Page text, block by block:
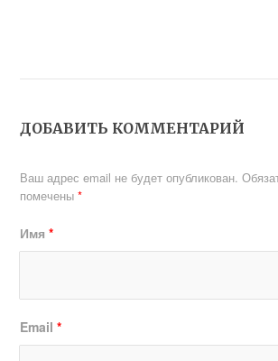
ДОБАВИТЬ КОММЕНТАРИЙ
Ваш адрес email не будет опубликован.
помечены*
Имя*
Email*